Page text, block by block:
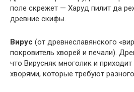
поле скрежет — Харуд пилит да
древние скифы.
Вирус (от древнеславянского
покровитель хворей и печали).
что Вирусняк многолик и
хворями, которые требуют